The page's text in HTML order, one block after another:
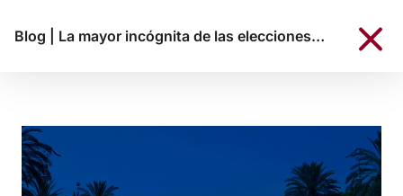
Blog La mayor incógnita de las elecciones catalanas, la fecha